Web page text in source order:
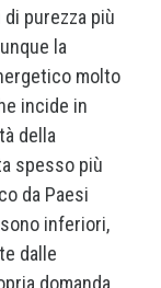
purezza più
la
molto
incide in
della
spesso più
da Paesi
inferiori,
dalle
domanda